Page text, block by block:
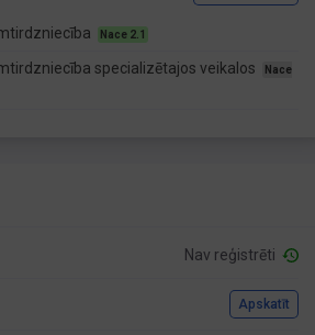
Nace 2.1
specializētajos veikalos
Nace
Nav reģistrēti
Apskatīt